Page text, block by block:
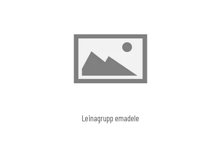
Leinagrupp emadele